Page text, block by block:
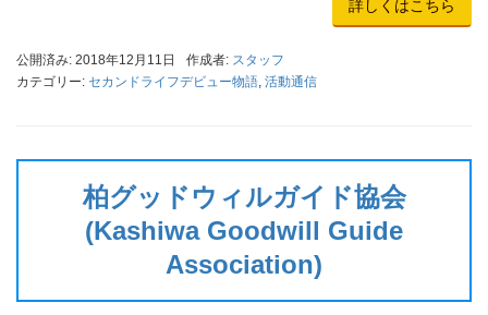
詳しくはこちら
公開済み: 2018年12月11日 作成者: スタッフ
カテゴリー: セカンドライフデビュー物語, 活動通信
柏グッドウィルガイド協会
(Kashiwa Goodwill Guide
Association)